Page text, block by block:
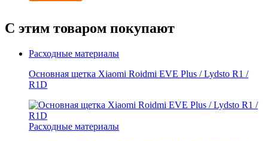
С этим товаром покупают
Расходные материалы
Основная щетка Xiaomi Roidmi EVE Plus / Lydsto R1 /
R1D
Расходные материалы